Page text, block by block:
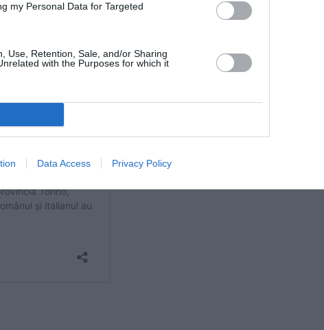
my Personal Data for Targeted
Use, Retention, Sale, and/or Sharing
with the Purposes for which it
Data Access Privacy Policy